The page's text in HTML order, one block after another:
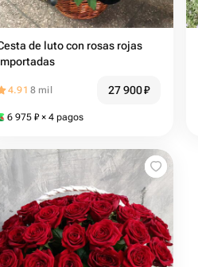
de luto con rosas rojas
4.91 8 mil 27 900₽
6 975 ₽ × 4 pagos